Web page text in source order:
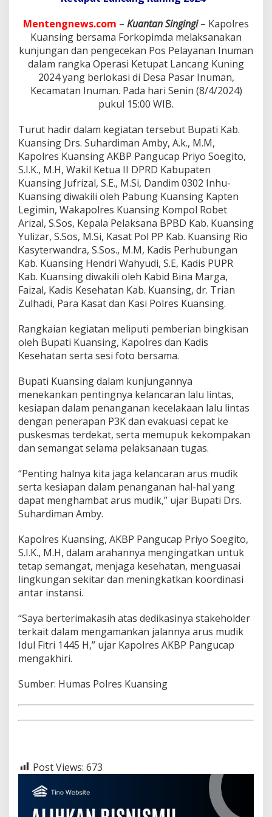
l
a
s
a
n
a
P
e
n
g
e
c
e
k
a
n
P
o
s
P
e
l
a
a
n
a
n
n
u
m
a
n
Mentengnews.com – Kuantan Singingi– Kapolres
Kuansing bersama Forkopimda melaksanakan
kunjungan dan pengecekan Pos Pelayanan Inuman
dalam rangka Operasi Ketupat Lancang Kuning
2024 yang berlokasi di Desa Pasar Inuman,
Kecamatan Inuman. Pada hari Senin (8/4/2024)
pukul 15:00 WIB.
Turut hadir dalam kegiatan tersebut Bupati Kab.
Kuansing Drs. Suhardiman Amby, A.k., M.M,
Kapolres Kuansing AKBP Pangucap Priyo Soegito,
S.I.K., M.H, Wakil Ketua II DPRD Kabupaten
Kuansing Jufrizal, S.E., M.Si, Dandim 0302 Inhu-
Kuansing diwakili oleh Pabung Kuansing Kapten
Legimin, Wakapolres Kuansing Kompol Robet
Arizal, S.Sos, Kepala Pelaksana BPBD Kab. Kuansing
Yulizar, S.Sos, M.Si, Kasat Pol PP Kab. Kuansing Rio
Kasyterwandra, S.Sos., M.M, Kadis Perhubungan
Kab. Kuansing Hendri Wahyudi, S.E, Kadis PUPR
Kab. Kuansing diwakili oleh Kabid Bina Marga,
Faizal, Kadis Kesehatan Kab. Kuansing, dr. Trian
Zulhadi, Para Kasat dan Kasi Polres Kuansing.
Rangkaian kegiatan meliputi pemberian bingkisan
oleh Bupati Kuansing, Kapolres dan Kadis
Kesehatan serta sesi foto bersama.
Bupati Kuansing dalam kunjungannya
menekankan pentingnya kelancaran lalu lintas,
kesiapan dalam penanganan kecelakaan lalu lintas
dengan penerapan P3K dan evakuasi cepat ke
puskesmas terdekat, serta memupuk kekompakan
dan semangat selama pelaksanaan tugas.
“Penting halnya kita jaga kelancaran arus mudik
serta kesiapan dalam penanganan hal-hal yang
dapat menghambat arus mudik,” ujar Bupati Drs.
Suhardiman Amby.
Kapolres Kuansing, AKBP Pangucap Priyo Soegito,
S.I.K., M.H, dalam arahannya mengingatkan untuk
tetap semangat, menjaga kesehatan, menguasai
lingkungan sekitar dan meningkatkan koordinasi
antar instansi.
“Saya berterimakasih atas dedikasinya stakeholder
terkait dalam mengamankan jalannya arus mudik
Idul Fitri 1445 H,” ujar Kapolres AKBP Pangucap
mengakhiri.
Sumber: Humas Polres Kuansing
Post Views: 673